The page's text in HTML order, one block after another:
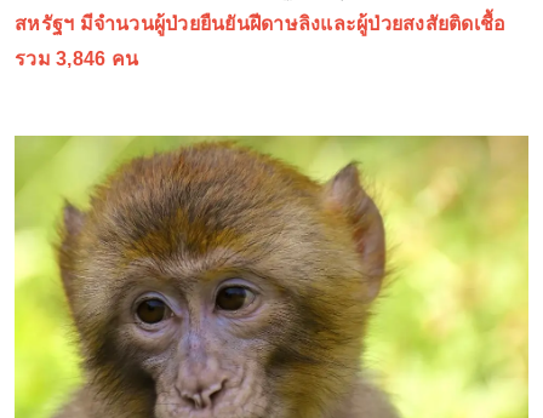
สหรัฐฯ มีจำนวนผู้ป่วยยืนยันฝีดาษลิงและผู้ป่วยสงสัยติดเชื้อ
รวม 3,846 คน